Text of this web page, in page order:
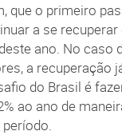
que o primeiro
a se recuperar
ano. No caso
a recuperação
do Brasil é
ao ano de